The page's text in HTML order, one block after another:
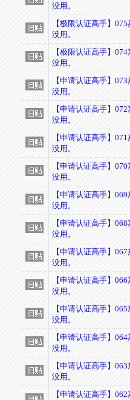
没用。
【极限认证高手】
没用。
【极限认证高手】
没用。
【申请认证高手】
没用。
【申请认证高手】
没用。
【申请认证高手】
没用。
【申请认证高手】
没用。
【申请认证高手】
没用。
【申请认证高手】
没用。
【申请认证高手】
没用。
【申请认证高手】
没用。
【申请认证高手】
没用。
【申请认证高手】
没用。
【申请认证高手】
没用。
【申请认证高手】